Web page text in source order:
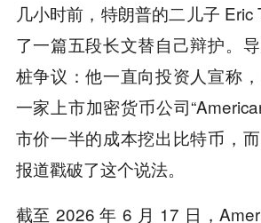
几小时前，特朗普的二儿子 Eric
了一篇五段长文替自己辩护。
桩争议：他一直向投资人宣称
一家上市加密货币公司
市价一半的成本挖出比特币，
报道戳破了这个说法。
截至 2026 年 6 月 17 日，